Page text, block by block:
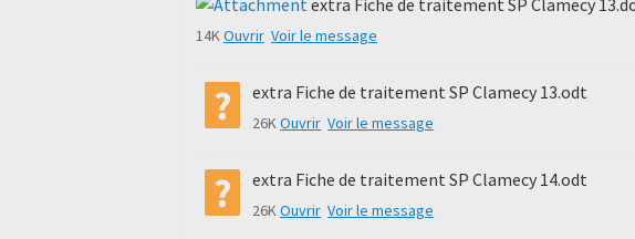
extra Fiche de traitement SP Clamecy
14KOuvrir Voir le message
extra Fiche de traitement SP Clamecy 13.odt
26KOuvrir Voir le message
extra Fiche de traitement SP Clamecy 14.odt
26KOuvrir Voir le message